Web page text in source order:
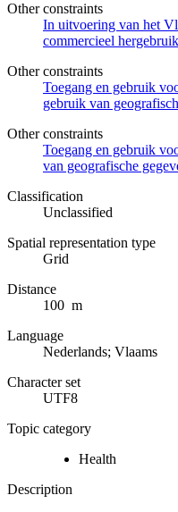
Other constraints
In uitvoering van het
commercieel
Other constraints
Toegang en gebruik
gebruik van
Other constraints
Toegang en gebruik
van geografische
Classification
Unclassified
Spatial representation type
Grid
Distance
100 m
Language
Nederlands; Vlaams
Character set
UTF8
Topic category
Health
Description